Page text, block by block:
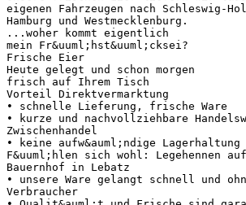
eigenen Fahrzeugen nach Schleswig-
Hamburg und Westmecklenburg.
...woher kommt eigentlich
mein Fr&uuml;hst&uuml;cksei?
Frische Eier
Heute gelegt und schon morgen
frisch auf Ihrem Tisch
Vorteil Direktvermarktung
• schnelle Lieferung, frische Ware
• kurze und nachvollziehbare
Zwischenhandel
• keine aufw&auml;ndige Lagerhaltung
F&uuml;hlen sich wohl: Legehennen
Bauernhof in Lebatz
• unsere Ware gelangt schnell und ohne
Verbraucher